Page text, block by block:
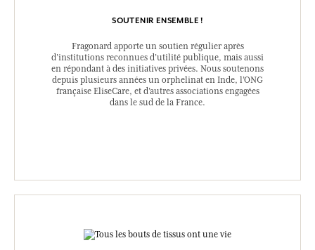
SOUTENIR ENSEMBLE !
Fragonard apporte un soutien régulier après
d’institutions reconnues d’utilité publique, mais aussi
en répondant à des initiatives privées. Nous soutenons
depuis plusieurs années un orphelinat en Inde, l’ONG
française EliseCare, et d’autres associations engagées
dans le sud de la France.